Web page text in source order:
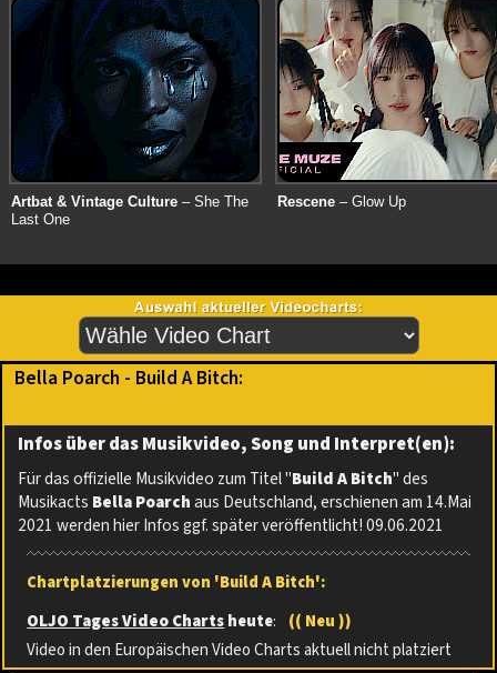
Artbat & Vintage Culture – She The
Last One
Rescene – Glow Up
Bella Poarch - Build A Bitch:
Infos über das Musikvideo, Song und Interpret(en):
Für das offizielle Musikvideo zum Titel "Build A Bitch" des
Musikacts Bella Poarchaus Deutschland, erschienen am 14.Mai
2021 werden hier Infos ggf. später veröffentlicht! 09.06.2021
Chartplatzierungen von 'Build A Bitch':
OLJO Tages Video Chartsheute:
(( Neu ))
Video in den Europäischen Video Charts aktuell nicht platziert